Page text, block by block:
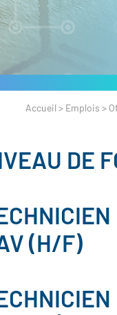
Accueil > Emplois >
DE
(H/F)